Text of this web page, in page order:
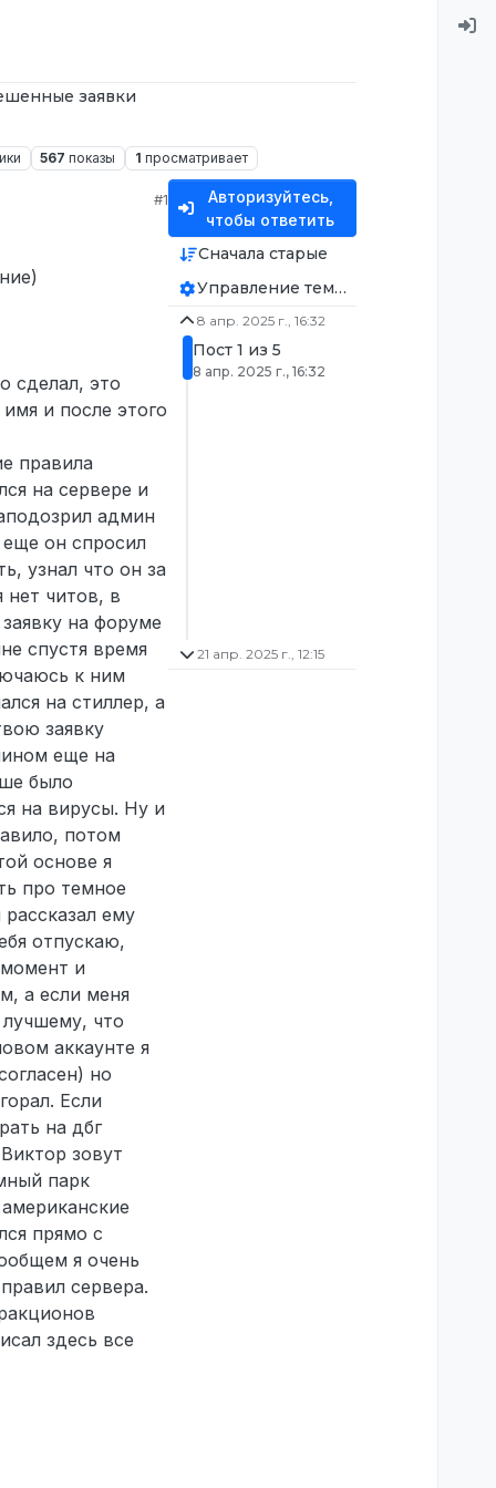
заявки
567 показы 1 просматривает
#1
сделал, это
и после этого
правила
на сервере и
админ
он спросил
узнал что он за
нет читов, в
на форуме
спустя время
к ним
на стиллер, а
заявку
еще на
было
на вирусы. Ну и
потом
основе я
про темное
ему
отпускаю,
и
а если меня
что
аккаунте я
но
Если
на дбг
зовут
парк
прямо с
я очень
сервера.
здесь все
Авторизуйтесь,
чтобы ответить
Сначала старые
Управление темой
8 апр. 2025 г., 16:32
Пост 1 из 5
8 апр. 2025 г., 16:32
21 апр. 2025 г., 12:15